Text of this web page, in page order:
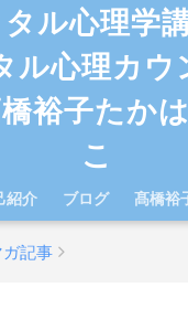
ル心理学
ル心理カウ
裕子たか
こ
紹介 ブログ 髙橋裕
ガ記事